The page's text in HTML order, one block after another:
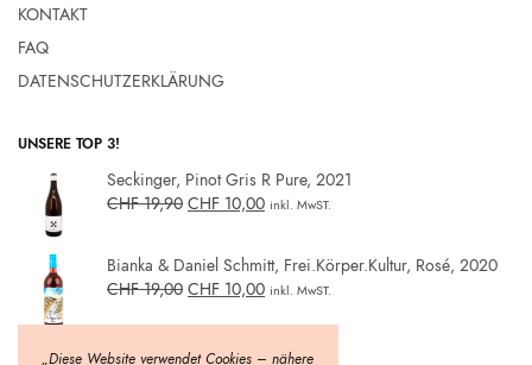
KONTAKT
FAQ
DATENSCHUTZERKLÄRUNG
UNSERE TOP 3!
Seckinger, Pinot Gris R Pure, 2021
CHF19,90 CHF 10,00 inkl. MwST.
Bianka & Daniel Schmitt, Frei.Körper.Kultur, Rosé, 2020
CHF19,00 CHF 10,00 inkl. MwST.
Sextant - Skinbull - 2020
„Diese Website verwendet Cookies – nähere